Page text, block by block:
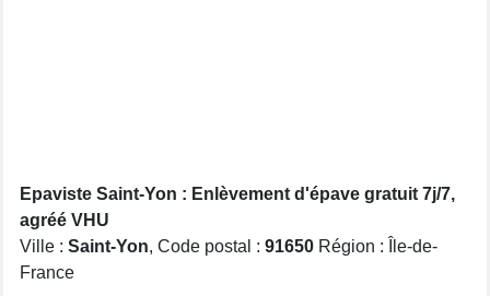
Epaviste Saint-Yon : Enlèvement d'épave gratuit 7j/7,
agréé VHU
Ville : Saint-Yon, Code postal : 91650 Région : Île-de-
France